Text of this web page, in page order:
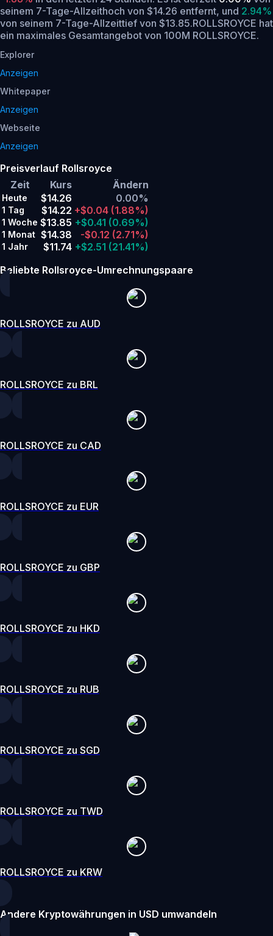
seinem 7-Tage-Allzeithoch von $14.26 entfernt, und 2.94%
von seinem 7-Tage-Allzeittief von $13.85.ROLLSROYCE hat
ein maximales Gesamtangebot von 100M ROLLSROYCE.
Explorer
Anzeigen
Whitepaper
Anzeigen
Webseite
Anzeigen
Preisverlauf Rollsroyce
Zeit
Kurs Ändern
Heute $14.26 0.00%
1 Tag $14.22 +$0.04 (1.88%)
1 Woche $13.85 +$0.41 (0.69%)
1 Monat $14.38 -$0.12 (2.71%)
1 Jahr $11.74 +$2.51 (21.41%)
Beliebte Rollsroyce-Umrechnungspaare
ROLLSROYCE zu AUD
ROLLSROYCE zu BRL
ROLLSROYCE zu CAD
ROLLSROYCE zu EUR
ROLLSROYCE zu GBP
ROLLSROYCE zu HKD
ROLLSROYCE zu RUB
ROLLSROYCE zu SGD
ROLLSROYCE zu TWD
ROLLSROYCE zu KRW
Andere Kryptowährungen in USD umwandeln